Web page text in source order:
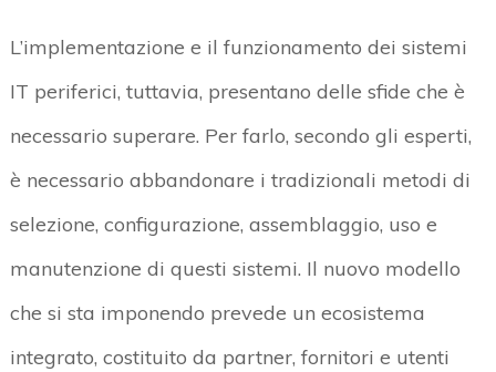
L’implementazione e il funzionamento dei sistemi
IT periferici, tuttavia, presentano delle sfide che è
necessario superare. Per farlo, secondo gli esperti,
è necessario abbandonare i tradizionali metodi di
selezione, configurazione, assemblaggio, uso e
manutenzione di questi sistemi. Il nuovo modello
che si sta imponendo prevede un ecosistema
integrato, costituito da partner, fornitori e utenti